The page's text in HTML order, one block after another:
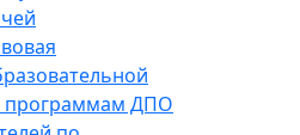
программам ДПО